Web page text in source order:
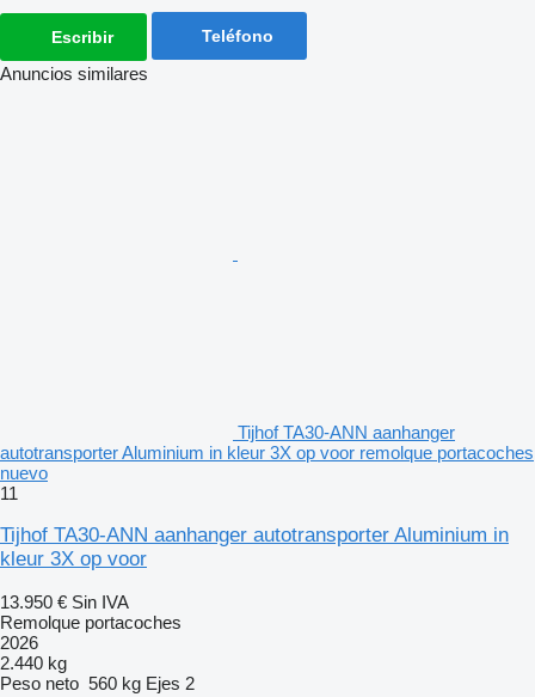
Escribir Teléfono
Anuncios similares
Tijhof TA30-ANN aanhanger
autotransporter Aluminium in kleur 3X op voor remolque portacoches
nuevo
11
Tijhof TA30-ANN aanhanger autotransporter Aluminium in
kleur 3X op voor
13.950 € Sin IVA
Remolque portacoches
2026
2.440 kg
Peso neto 560 kg Ejes 2